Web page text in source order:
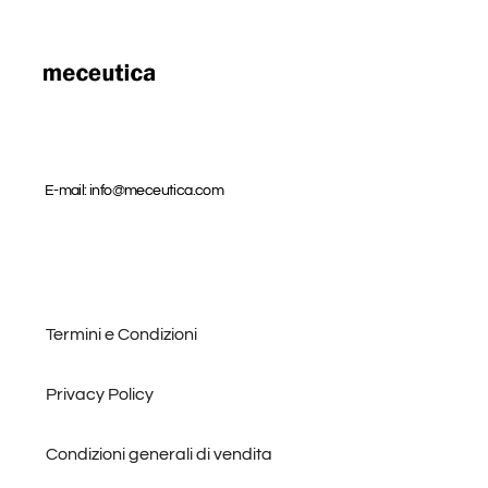
E-mail: info@meceutica.com
Termini e Condizioni
Privacy Policy
Condizioni generali di vendita